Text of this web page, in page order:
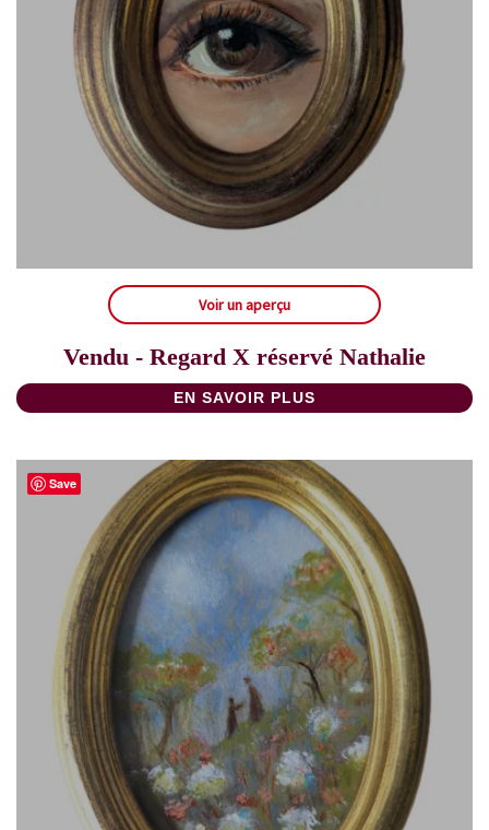
Voir un aperçu
Vendu - Regard X réservé Nathalie
EN SAVOIR PLUS
Save